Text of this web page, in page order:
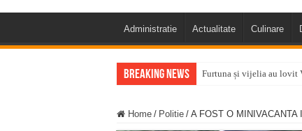
Administratie Actualitate Culinare
Breaking News Furtuna și vijelia au lovit
ANUNŢ OPRIRE
Home / Politie / A FOST O MINIVACANTA